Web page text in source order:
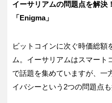
イーサリアムの問題点を解決
「Enigma」
ビットコインに次ぐ時価総額
ム。イーサリアムはスマート
で話題を集めていますが、一
イバシーという2つの問題点も